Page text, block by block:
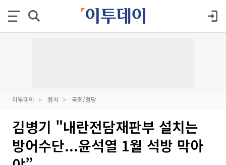
이투데이 정치 국회/정당
김병기 "내란전담재판부 설치는
방어수단...윤석열 1월 석방 막아